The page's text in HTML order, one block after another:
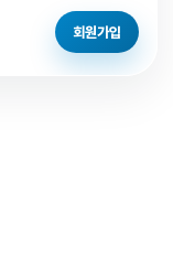
회원가입